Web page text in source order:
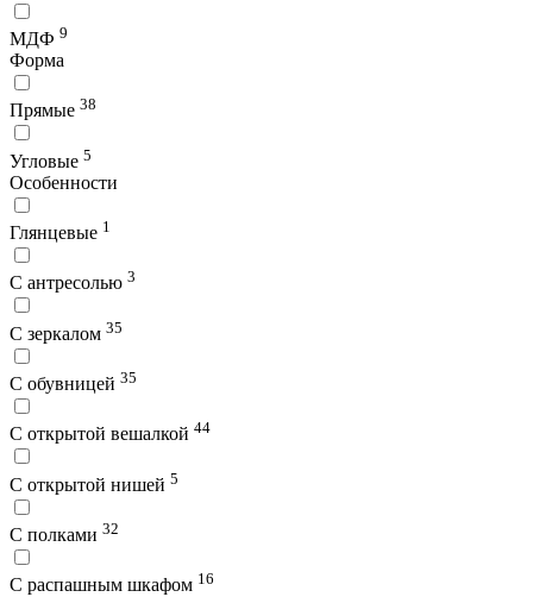
МДФ 9
Форма
Прямые 38
Угловые 5
Особенности
Глянцевые 1
С антресолью 3
С зеркалом 35
С обувницей 35
С открытой вешалкой 44
С открытой нишей 5
С полками 32
С распашным шкафом 16